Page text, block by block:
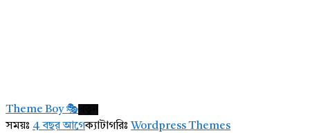
Latest
প্রশ্ন
Theme Boy 🎭
সময়ঃ 4 বছর আগেক্যাটাগরিঃ Wordpress Themes